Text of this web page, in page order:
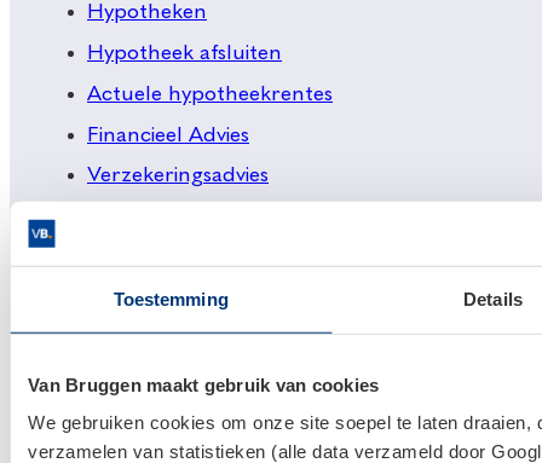
Toestemming Details
Van Bruggen maakt gebruik van cookies
We gebruiken cookies om onze site soepel te laten
verzamelen van statistieken (alle data verzameld door
Hypotheken
Hypotheek afsluiten
Actuele hypotheekrentes
Financieel Advies
Verzekeringsadvies
Huis verkopen
Bezoek een vestiging
bij jou in de buurt, of neem
contact met ons op.